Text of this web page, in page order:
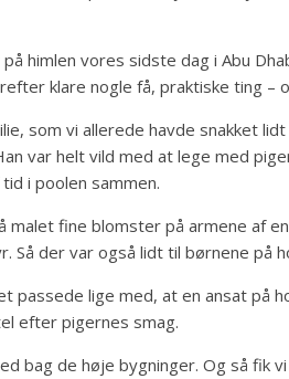
himlen vores sidste dag i Abu
klare nogle få, praktiske ting –
som vi allerede havde snakket
var helt vild med at lege med
i poolen sammen.
fine blomster på armene af
Så der var også lidt til børnene på
passede lige med, at en ansat på
efter pigernes smag.
bag de høje bygninger. Og så fik